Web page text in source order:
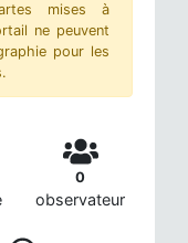
mises à
ne peuvent
pour les
0
observateur